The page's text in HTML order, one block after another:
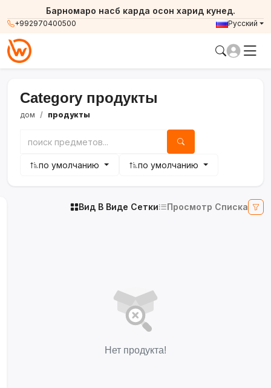
+992970400500
Барномаро насб карда осон харид кунед.
Русский
Category продукты
дом продукты
по умолчанию по умолчанию
Вид В Виде Сетки Просмотр Списка
Нет продукта!